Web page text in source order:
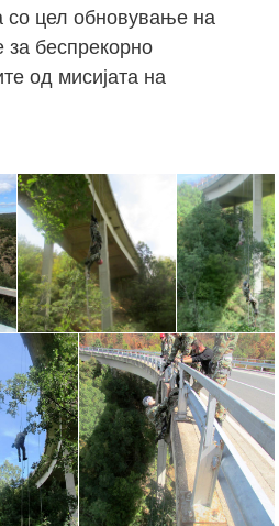
со цел обновување на
за беспрекорно
од мисијата на